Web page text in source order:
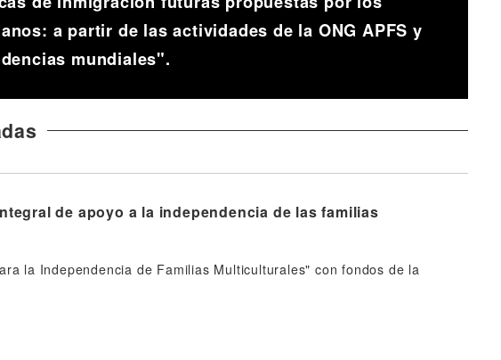
a partir de las actividades de la ONG APFS y
mundiales".
de apoyo a la independencia de las familias
la Independencia de Familias Multiculturales" con fondos de la